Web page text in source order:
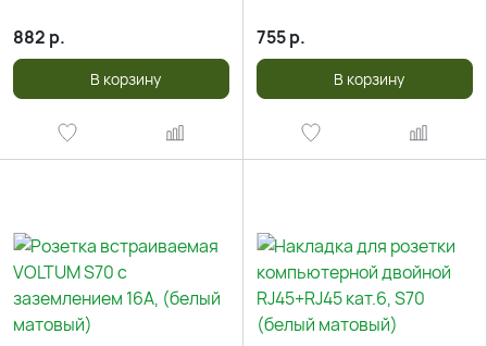
матовый)
882 р.
В корзину
755р.
В корзину